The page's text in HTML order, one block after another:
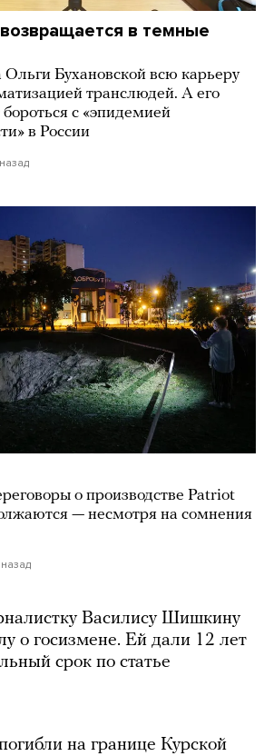
в темные
Бухановской всю карьеру
транслюдей. А его
с «эпидемией
в России
о производстве Patriot
— несмотря на сомнения
Василису Шишкину
о госизмене. Ей дали 12 лет
срок по статье
на границе Курской